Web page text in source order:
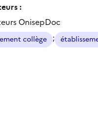
:
OnisepDoc
collège ;